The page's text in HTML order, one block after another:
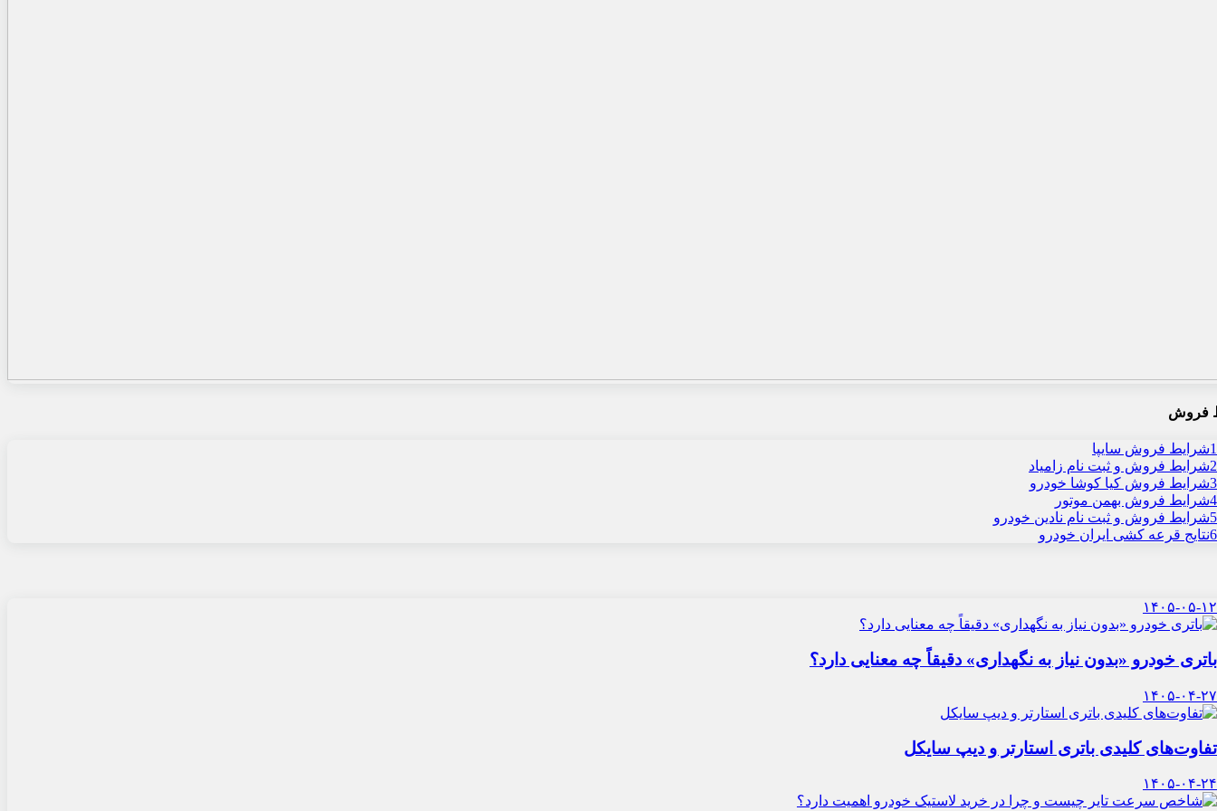
فروش
1شرایط فروش سایپا
2شرایط فروش و ثبت نام زامیاد
3شرایط فروش کیا کوشا خودرو
4شرایط فروش بهمن موتور
5شرایط فروش و ثبت نام نادین خودرو
6نتایج قرعه کشی ایران خودرو
۱۴۰۵-۰۵-۱۲
باتری خودرو «بدون نیاز به نگهداری» دقیقاً چه معنایی دارد؟
۱۴۰۵-۰۴-۲۷
تفاوت‌های کلیدی باتری استارتر و دیپ سایکل
۱۴۰۵-۰۴-۲۴